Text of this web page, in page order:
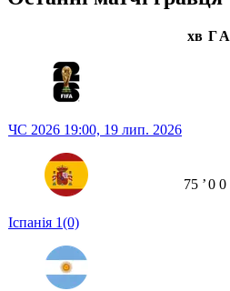
хв ГА
ЧС 2026 19:00, 19 лип. 2026
Іспанія 1(0)
75 ʼ0 0